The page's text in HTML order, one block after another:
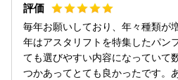
毎年お願いしており、年々種類が
年はアスタリフトを特集したパン
ても選びやすい内容になっていて
つかあってとても良かったです。